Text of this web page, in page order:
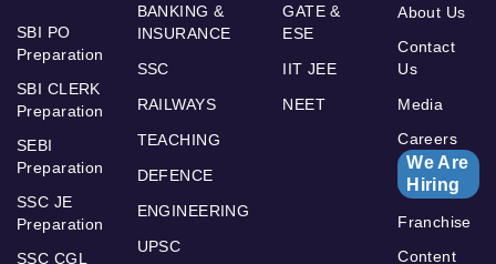
SBI PO
Preparation
SBI CLERK
Preparation
SEBI
Preparation
SSC JE
Preparation
SSC CGL
BANKING &
INSURANCE
SSC
RAILWAYS
TEACHING
DEFENCE
ENGINEERING
UPSC
GATE &
ESE
IIT JEE
NEET
About Us
Contact
Us
Media
Careers
We Are
Hiring
Franchise
Content